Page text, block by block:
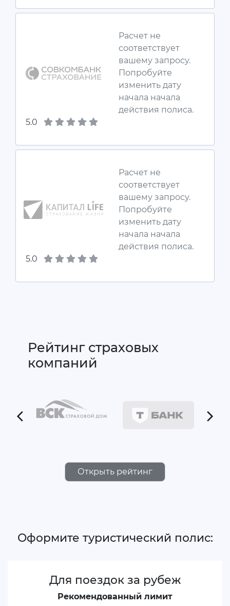
Расчет не
соответствует
вашему запросу.
Попробуйте
изменить дату
начала начала
действия полиса.
5.0
Расчет не
соответствует
вашему запросу.
Попробуйте
изменить дату
начала начала
действия полиса.
5.0
Рейтинг страховых
компаний
Открыть рейтинг
Оформите туристический полис:
Для поездок за рубеж
Рекомендованный лимит